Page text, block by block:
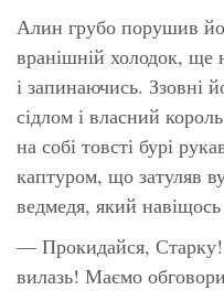
Алин грубо порушив
вранішній холодок,
і запинаючись. Ззовні
сідлом і власний
на собі товсті бурі
каптуром, що затуляв
ведмедя, який
— Прокидайся,
вилазь! Маємо